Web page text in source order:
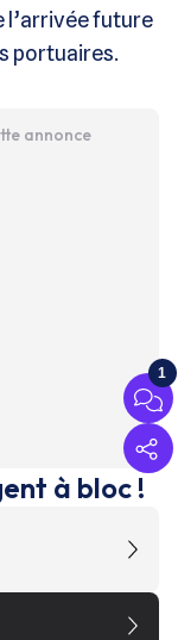
l’arrivée future
portuaires.
annonce
1
à bloc !